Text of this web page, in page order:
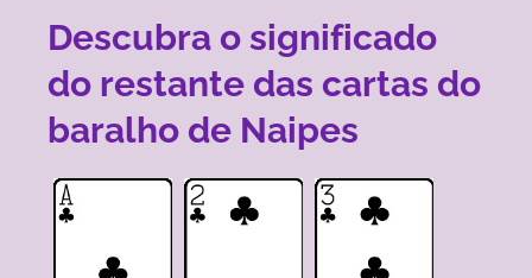
Descubra o significado
do restante das cartas do
baralho de Naipes